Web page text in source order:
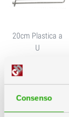
Consenso
20cm Plastica a
U